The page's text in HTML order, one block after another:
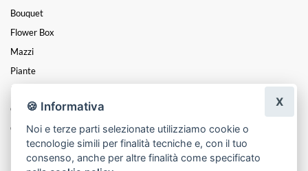
Bouquet
Flower Box
Mazzi
Piante
PIANTE DA ESTERNO - BALCONI TERRAZZI GIARDINI -
Composizioni
Centrotavola
Funebre
🍪 Informativa
Noi e terze parti selezionate utilizziamo cookie o
tecnologie simili per finalità tecniche e, con il tuo
consenso, anche per altre finalità come specificato
X